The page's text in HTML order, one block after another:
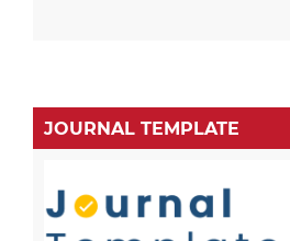
JOURNAL TEMPLATE